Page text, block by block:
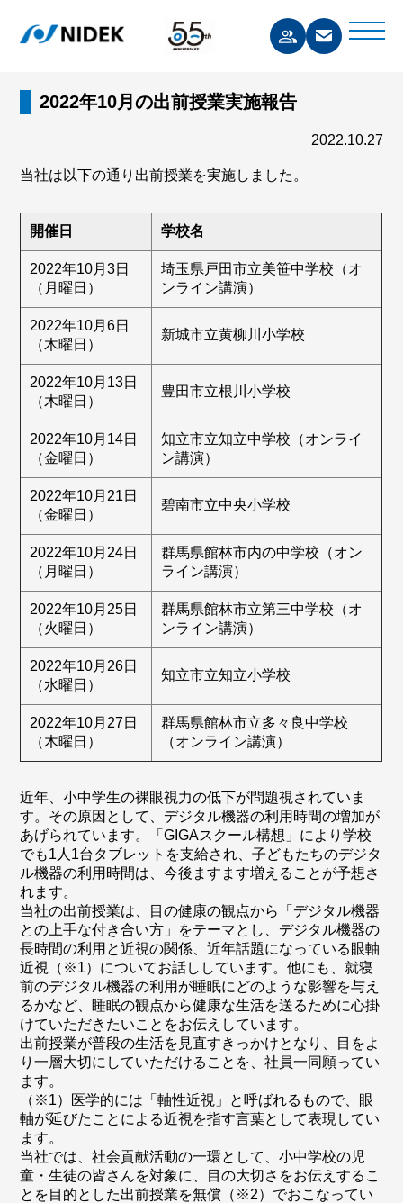
2022年10月の出前授業実施報告
2022.10.27
当社は以下の通り出前授業を実施しました。
開催日 学校名
2022年10月3日
（月曜日）
埼玉県戸田市立美笹中学校（オ
ンライン講演）
2022年10月6日
（木曜日）
新城市立黄柳川小学校
2022年10月13日
（木曜日）
豊田市立根川小学校
2022年10月14日
（金曜日）
知立市立知立中学校（オンライ
ン講演）
2022年10月21日
（金曜日）
碧南市立中央小学校
2022年10月24日
（月曜日）
群馬県館林市内の中学校（オン
ライン講演）
2022年10月25日
（火曜日）
群馬県館林市立第三中学校（オ
ンライン講演）
2022年10月26日
（水曜日）
知立市立知立小学校
2022年10月27日
（木曜日）
群馬県館林市立多々良中学校
（オンライン講演）
近年、小中学生の裸眼視力の低下が問題視されていま
す。その原因として、デジタル機器の利用時間の増加が
あげられています。「GIGAスクール構想」により学校
でも1人1台タブレットを支給され、子どもたちのデジタ
ル機器の利用時間は、今後ますます増えることが予想さ
れます。
当社の出前授業は、目の健康の観点から「デジタル機器
との上手な付き合い方」をテーマとし、デジタル機器の
長時間の利用と近視の関係、近年話題になっている眼軸
近視（※1）についてお話ししています。他にも、就寝
前のデジタル機器の利用が睡眠にどのような影響を与え
るかなど、睡眠の観点から健康な生活を送るために心掛
けていただきたいことをお伝えしています。
出前授業が普段の生活を見直すきっかけとなり、目をよ
り一層大切にしていただけることを、社員一同願ってい
ます。
（※1）医学的には「軸性近視」と呼ばれるもので、眼
軸が延びたことによる近視を指す言葉として表現してい
ます。
当社では、社会貢献活動の一環として、小中学校の児
童・生徒の皆さんを対象に、目の大切さをお伝えするこ
とを目的とした出前授業を無償（※2）でおこなってい